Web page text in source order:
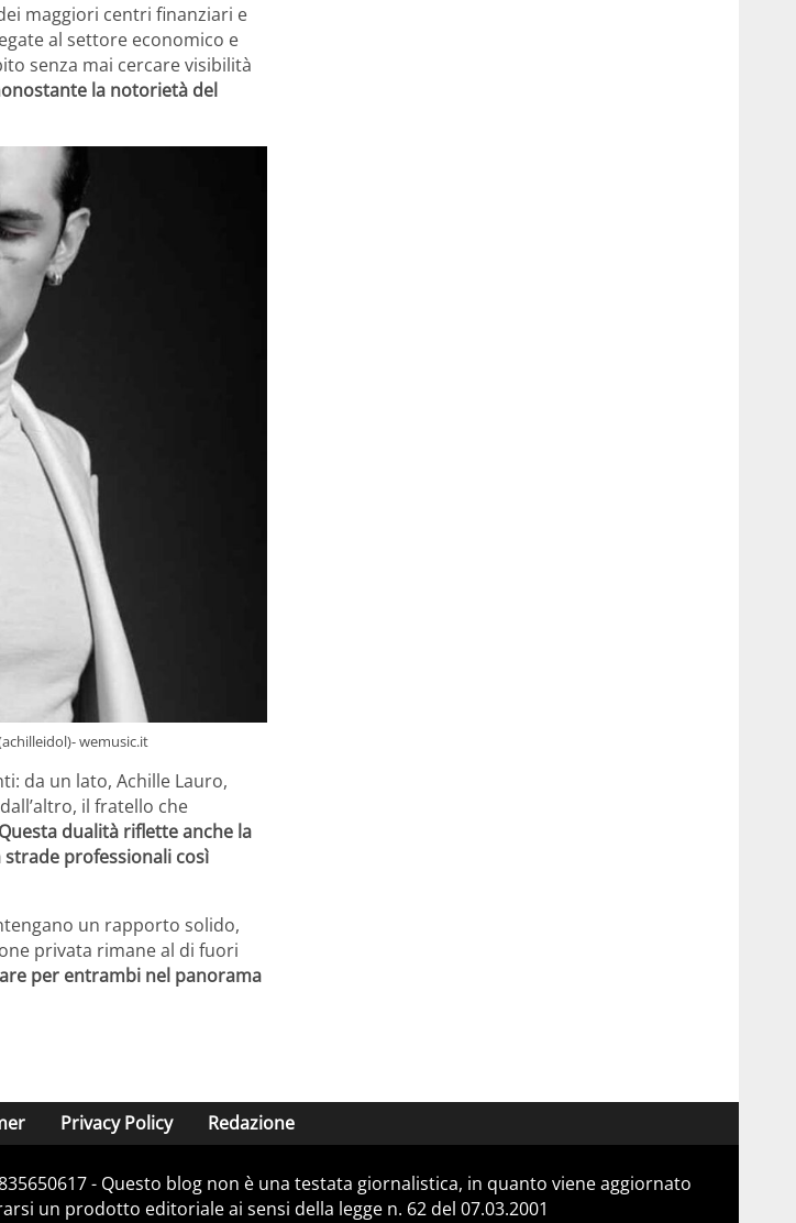
maggiori centri finanziari e
al settore economico e
senza mai cercare visibilità
la notorietà del
wemusic.it
da un lato, Achille Lauro,
il fratello che
Questa dualità riflette anche la
professionali così
un rapporto solido,
privata rimane al di fuori
per entrambi nel panorama
Privacy Policy Redazione
- Questo blog non è una testata giornalistica, in quanto viene aggiornato
un prodotto editoriale ai sensi della legge n. 62 del 07.03.2001